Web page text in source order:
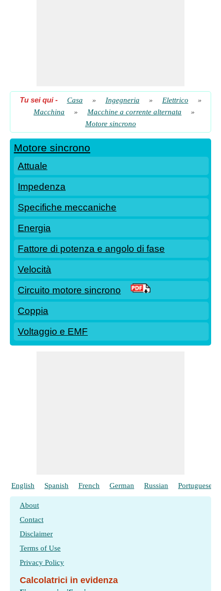
Tu sei qui- Casa » Ingegneria » Elettrico
»
Macchina
» Macchine a corrente alternata
»
Motore sincrono
Motore sincrono
Attuale
Impedenza
Specifiche meccaniche
Energia
Fattore di potenza e angolo di fase
Velocità
Circuito motore sincrono
Coppia
Voltaggio e EMF
English Spanish French German Russian Portuguese
About
Contact
Disclaimer
Terms of Use
Privacy Policy
Calcolatrici in evidenza